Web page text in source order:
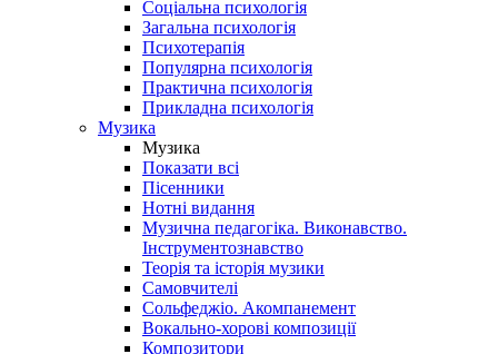
Соціальна психологія
Загальна психологія
Психотерапія
Популярна психологія
Практична психологія
Прикладна психологія
Музика
Музика
Показати всі
Пісенники
Нотні видання
Музична педагогіка. Виконавство.
Інструментознавство
Теорія та історія музики
Самовчителі
Сольфеджіо. Акомпанемент
Вокально-хорові композиції
Композитори